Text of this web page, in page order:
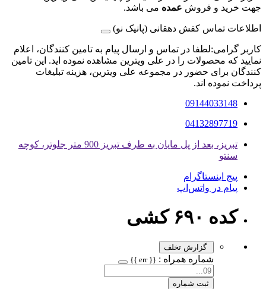
جهت خرید و فروش عمده می باشد.
اطلاعات تماس کفش دهقانی (پانیک نو)
کاربر گرامی:لطفا در تماس و ارسال پیام به تامین کنندگان، اعلام
نمایید که محصولات را در علی ویترین مشاهده نموده اید. این تامین
کنندگان برای حضور در مجموعه علی ویترین، هزینه تبلیغات
پرداخت نموده اند.
09144033148
04132897719
تبریز، بعد از پل مایان به طرف تبریز 900 متر جلوتر، کوچه
سنتو
پیج اینستاگرام
پیام در واتس‌اپ
کده ۶۹۰ کشی
گزارش تخلف
شماره همراه : {{ err }}
ثبت شماره